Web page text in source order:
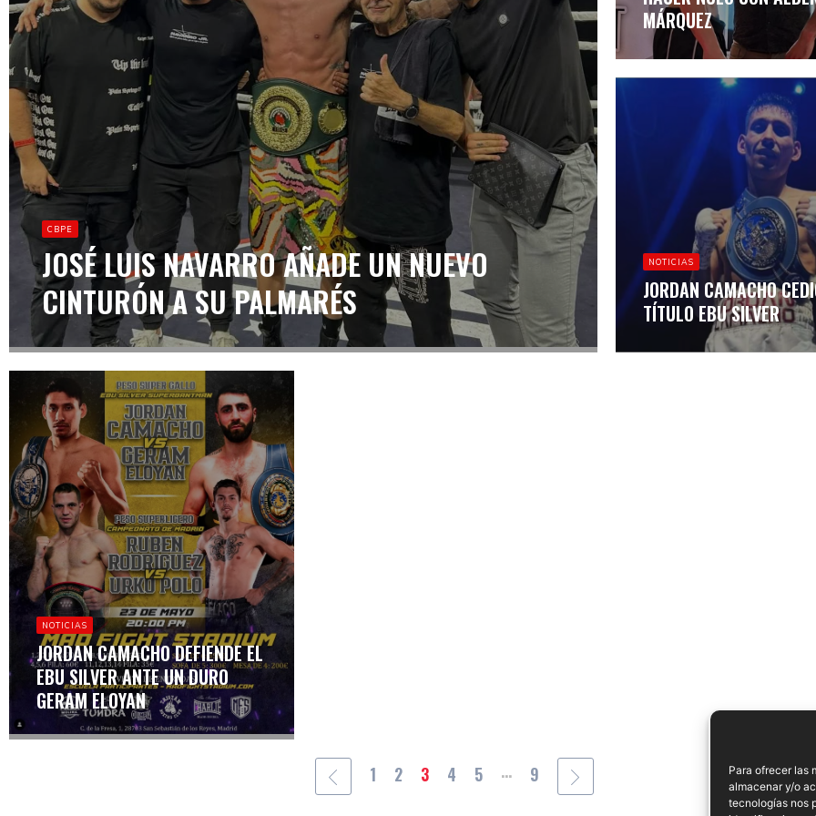
Para ofrecer las
almacenar y/o
tecnologías nos
CBPE
JOSÉ LUIS NAVARRO AÑADE UN NUEVO
CINTURÓN A SU PALMARÉS
MÁRQUEZ
NOTICIAS
JORDAN CAMACHO
TÍTULO EBU SILVER
NOTICIAS
JORDAN CAMACHO DEFIENDE EL
EBU SILVER ANTE UN DURO
GERAM ELOYAN
1 2 3 4 5 ... 9